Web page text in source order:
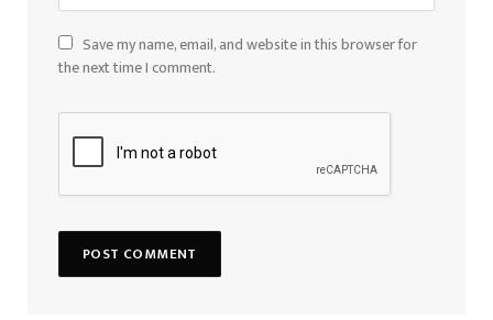
Save my name, email, and website in this browser for
the next time I comment.